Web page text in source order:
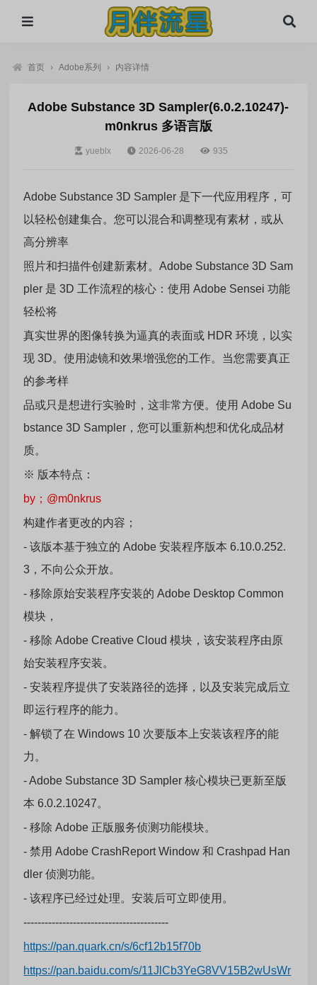
首页 › Adobe系列 › 内容详情
Adobe Substance 3D Sampler(6.0.2.10247)-
m0nkrus 多语言版
yueblx 2026-06-28 935
Adobe Substance 3D Sampler 是下一代应用程序，可
以轻松创建集合。您可以混合和调整现有素材，或从
高分辨率
照片和扫描件创建新素材。Adobe Substance 3D Sam
pler 是 3D 工作流程的核心：使用 Adobe Sensei 功能
轻松将
真实世界的图像转换为逼真的表面或 HDR 环境，以实
现 3D。使用滤镜和效果增强您的工作。当您需要真正
的参考样
品或只是想进行实验时，这非常方便。使用 Adobe Su
bstance 3D Sampler，您可以重新构想和优化成品材
质。
※ 版本特点：
by；@m0nkrus
构建作者更改的内容；
- 该版本基于独立的 Adobe 安装程序版本 6.10.0.252.
3，不向公众开放。
- 移除原始安装程序安装的 Adobe Desktop Common
模块，
- 移除 Adobe Creative Cloud 模块，该安装程序由原
始安装程序安装。
- 安装程序提供了安装路径的选择，以及安装完成后立
即运行程序的能力。
- 解锁了在 Windows 10 次要版本上安装该程序的能
力。
- Adobe Substance 3D Sampler 核心模块已更新至版
本 6.0.2.10247。
- 移除 Adobe 正版服务侦测功能模块。
- 禁用 Adobe CrashReport Window 和 Crashpad Han
dler 侦测功能。
- 该程序已经过处理。安装后可立即使用。
-----------------------------------------
https://pan.quark.cn/s/6cf12b15f70b
https://pan.baidu.com/s/11JlCb3YeG8VV15B2wUsWr